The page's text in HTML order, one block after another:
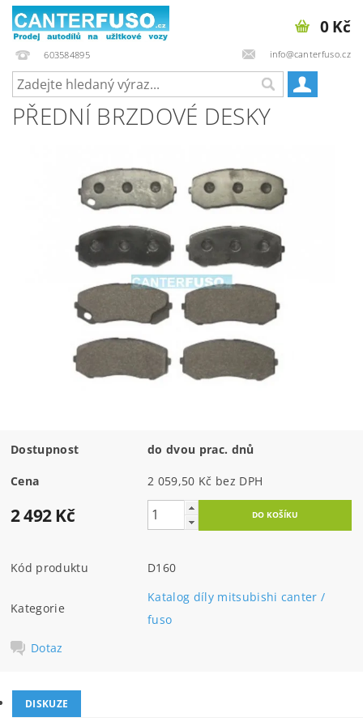
603584895 info@canterfuso.cz
0 Kč
PŘEDNÍ BRZDOVÉ DESKY
Dostupnost do dvou prac. dnů
Cena 2 059,50 Kč bez DPH
2 492 Kč
Kód produktu D160
Kategorie
Katalog díly mitsubishi canter /
fuso
Dotaz
DISKUZE